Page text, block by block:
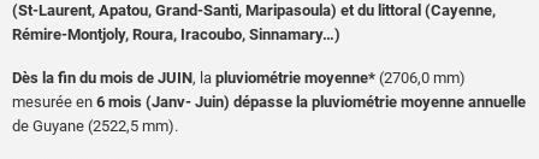
(St-Laurent, Apatou, Grand-Santi, Maripasoula) et du littoral (Cayenne,
Rémire-Montjoly, Roura, Iracoubo, Sinnamary…)
Dès la fin du mois de JUIN, la pluviométrie moyenne* (2706,0 mm)
mesurée en 6 mois (Janv- Juin) dépasse la pluviométrie moyenne annuelle
de Guyane (2522,5 mm).